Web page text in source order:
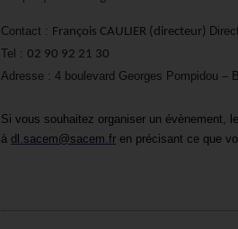
Contact : François CAULIER (directeur)
Tel : 02 90 92 21 30
Adresse : 4 boulevard Georges Pompidou –
Si vous souhaitez organiser un évènement,
à dl.sacem@sacem.fr en précisant ce que